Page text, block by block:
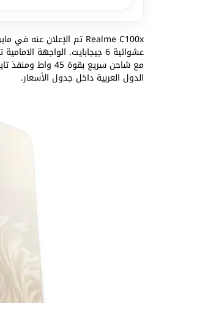
Realme C100x تم الإعلان عنه في مايو 2026 إلى جانب
مع شاحن سريع
الدول العربية داخل جدول الأسعار.